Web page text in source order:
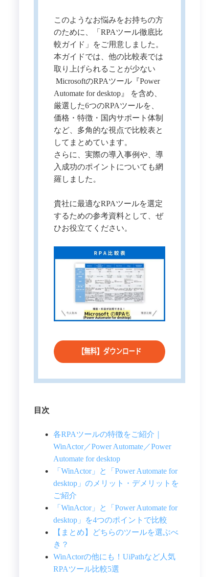
このようなお悩みをお持ちの方
のために、「RPAツール徹底比
較ガイド」をご用意しました。
本ガイドでは、他の比較表では
取り上げられることが少ない
MicrosoftのRPAツール『Power
Automate for desktop』 を含め、
厳選した6つのRPAツールを、
価格・特徴・国内サポート体制
など、多角的な視点で比較表と
してまとめています。
さらに、実際の導入事例や、導
入成功のポイントについても網
羅しました。
貴社に最適なRPAツールを選定
するための参考資料として、ぜ
ひお役立てください。
目次
各RPAツールの特徴をご紹介｜
WinActor／Power Automate／Power
Automate for desktop
「WinActor」と「Power Automate for
desktop」のメリット・デメリットを
ご紹介
「WinActor」と「Power Automate for
desktop」を4つのポイントで比較
【まとめ】どちらのツールを選ぶべ
き？
WinActorの他にも！UiPathなど人気
RPAツール比較5選